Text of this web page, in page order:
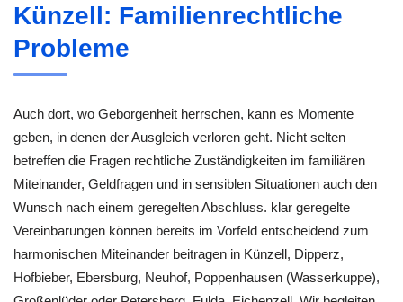
Künzell: Familienrechtliche
Probleme
Auch dort, wo Geborgenheit herrschen, kann es Momente
geben, in denen der Ausgleich verloren geht. Nicht selten
betreffen die Fragen rechtliche Zuständigkeiten im familiären
Miteinander, Geldfragen und in sensiblen Situationen auch den
Wunsch nach einem geregelten Abschluss. klar geregelte
Vereinbarungen können bereits im Vorfeld entscheidend zum
harmonischen Miteinander beitragen in Künzell, Dipperz,
Hofbieber, Ebersburg, Neuhof, Poppenhausen (Wasserkuppe),